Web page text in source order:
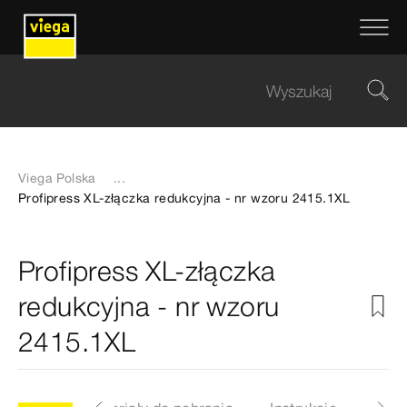
Viega Polska
...
Profipress XL-złączka redukcyjna - nr wzoru 2415.1XL
Profipress XL-złączka
redukcyjna - nr wzoru
2415.1XL